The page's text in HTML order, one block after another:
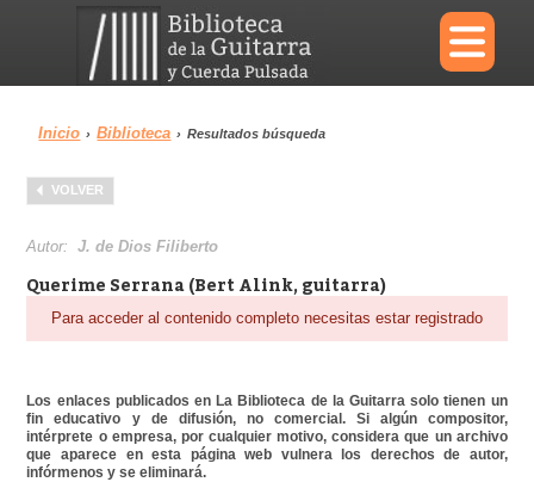
×
Menu
Biblioteca
Inicio › Biblioteca › Resultados búsqueda
VOLVER
Autor:J. de Dios Filiberto
Querime Serrana (Bert Alink, guitarra)
Para acceder al contenido completo necesitas estar registrado
Los enlaces publicados en La Biblioteca de la Guitarra solo tienen un
fin educativo y de difusión, no comercial. Si algún compositor,
intérprete o empresa, por cualquier motivo, considera que un archivo
que aparece en esta página web vulnera los derechos de autor,
infórmenos y se eliminará.